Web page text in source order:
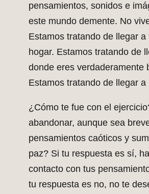
pensamientos, sonidos e
este mundo demente. No
Estamos tratando de llegar a
hogar. Estamos tratando de
donde eres verdaderamente
Estamos tratando de llegar a
¿Cómo te fue con el
abandonar, aunque sea
pensamientos caóticos y
paz? Si tu respuesta es sí,
contacto con tus
tu respuesta es no, no te